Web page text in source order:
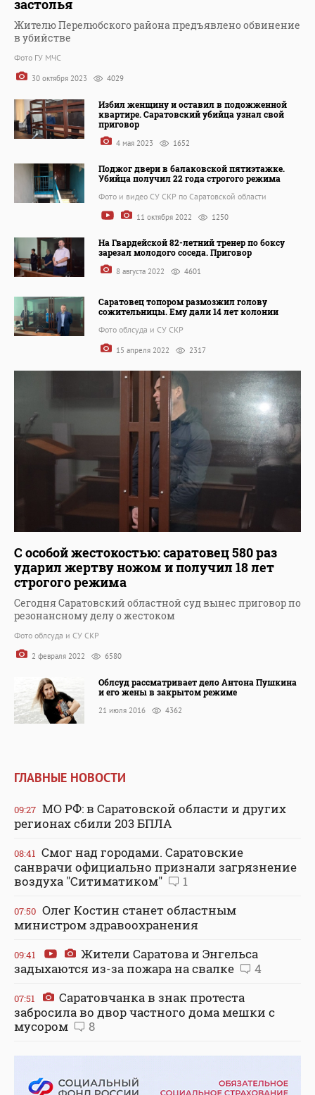
застолья
Жителю Перелюбского района предъявлено обвинение
в убийстве
Фото ГУ МЧС
30 октября 2023 4029
Избил женщину и оставил в подожженной
квартире. Саратовский убийца узнал свой
приговор
4 мая 2023 1652
Поджог двери в балаковской пятиэтажке.
Убийца получил 22 года строгого режима
Фото и видео СУ СКР по Саратовской области
11 октября 2022 1250
На Гвардейской 82-летний тренер по боксу
зарезал молодого соседа. Приговор
8 августа 2022 4601
Саратовец топором размозжил голову
сожительницы. Ему дали 14 лет колонии
Фото облсуда и СУ СКР
15 апреля 2022 2317
С особой жестокостью: саратовец 580 раз
ударил жертву ножом и получил 18 лет
строгого режима
Сегодня Саратовский областной суд вынес приговор по
резонансному делу о жестоком
Фото облсуда и СУ СКР
2 февраля 2022 6580
Облсуд рассматривает дело Антона Пушкина
и его жены в закрытом режиме
21 июля 2016 4362
ГЛАВНЫЕ НОВОСТИ
09:27 МО РФ: в Саратовской области и других
регионах сбили 203 БПЛА
08:41 Смог над городами. Саратовские
санврачи официально признали загрязнение
воздуха "Ситиматиком"
1
07:50 Олег Костин станет областным
министром здравоохранения
09:41
Жители Саратова и Энгельса
задыхаются из-за пожара на свалке
4
07:51
Саратовчанка в знак протеста
забросила во двор частного дома мешки с
мусором
8